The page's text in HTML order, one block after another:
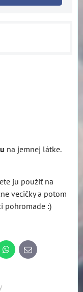
na jemnej látke.
ju použiť na
vecičky a potom
pohromade :)
WhatsApp
E-
mail